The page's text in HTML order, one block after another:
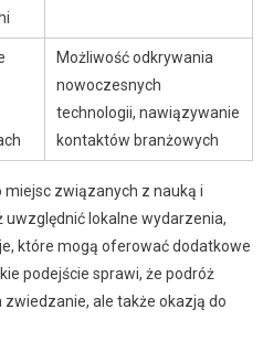
Możliwość odkrywania
nowoczesnych
technologii, nawiązywanie
kontaktów branżowych
związanych z nauką i
lokalne wydarzenia,
które mogą oferować dodatkowe
podejście sprawi, że podróż
ale także okazją do